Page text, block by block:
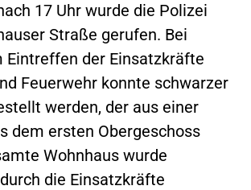
17 Uhr wurde die Polizei
Straße gerufen. Bei
Eintreffen der Einsatzkräfte
Feuerwehr konnte schwarzer
werden, der aus einer
dem ersten Obergeschoss
Wohnhaus wurde
die Einsatzkräfte